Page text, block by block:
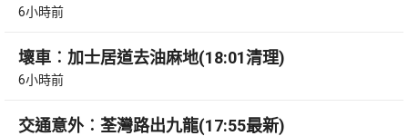
6小時前
壞車︰加士居道去油麻地(18:01清理)
6小時前
交通意外︰荃灣路出九龍(17:55最新)